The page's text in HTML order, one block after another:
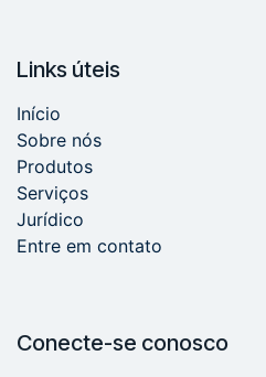
Links úteis
Início
Sobre nós
Produtos
Serviços
Jurídico
Entre em contato
Conecte-se conosco